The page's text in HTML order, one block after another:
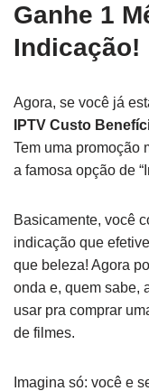
Ganhe 1
Indicação!
Agora, se você já
IPTV Custo
Tem uma promoção
a famosa opção de
Basicamente, você
indicação que
que beleza! Agora
onda e, quem sabe,
usar pra comprar
de filmes.
Imagina só: você e